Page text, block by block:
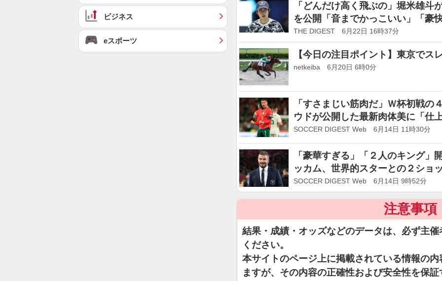
「どんだけ高く飛ぶの」堀米雄斗
を公開「音までかっこいい」「豪
采
THE DIGEST 6月22日 16時37分
【今日の注目ポイント】東京でス
netkeiba 6月20日 6時0分
「すさまじい筋肉だ」Ｗ杯初戦の
ウドが公開した最新肉体美に「仕
などの声
SOCCER DIGEST Web 6月14日 11時30分
「豪華すぎる」「２人のキング」
ッカム、世界的スターとの２ショ
ール」【W杯】
SOCCER DIGEST Web 6月14日 9時52分
注意事項
結果・成績・オッズなどのデータは、必ず主
ください。
本サイトのページ上に掲載されている情報の
ますが、その内容の正確性および安全性を保
ビジネス
eスポーツ